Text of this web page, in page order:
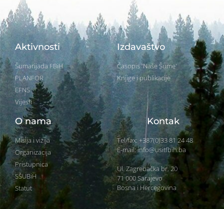
Aktivnosti
Šumarijada FBiH
PLANFOR
EFNS
Vijesti
Izdavaštvo
Časopis 'Naše Šume'
Knjige i publikacije
O nama
Misija i vizija
Organizacija
Pristupnica
SŠUBiH
Statut
Kontak
Tel/fax: +387(0)33 81 24 48
E-mail: info@usitfbih.ba
Ul. Zagrebačka br. 20
71 000 Sarajevo
Bosna i Hercegovina